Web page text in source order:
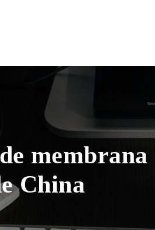
membrana
China